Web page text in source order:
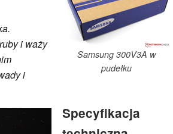
i waży
i
Samsung 300V3A w
pudełku
Specyfikacja